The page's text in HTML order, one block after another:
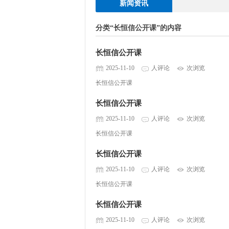
新闻资讯
分类“长恒信公开课”的内容
长恒信公开课
2025-11-10 人评论 次浏览
长恒信公开课
长恒信公开课
2025-11-10 人评论 次浏览
长恒信公开课
长恒信公开课
2025-11-10 人评论 次浏览
长恒信公开课
长恒信公开课
2025-11-10 人评论 次浏览